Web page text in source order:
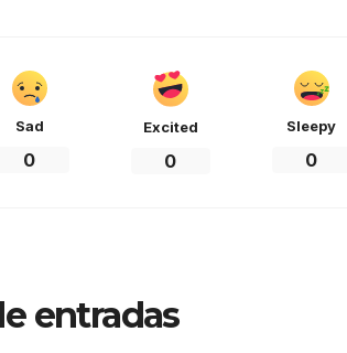
Sad
0
Excited
0
Sleepy
0
entradas